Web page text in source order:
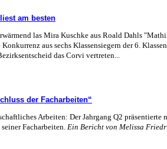
am besten
las Mira Kuschke aus Roald Dahls
Konkurrenz aus sechs Klassensiegern der 6.
das Corvi vertreten...
der Facharbeiten“
Arbeiten: Der Jahrgang Q2 präsentierte
Facharbeiten. Ein Bericht von Melissa